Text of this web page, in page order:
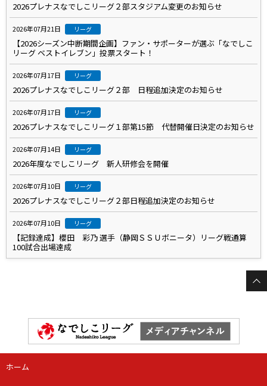
2026プレナスなでしこリーグ２部スタジアム変更のお知らせ
2026年07月21日 リーグ
【2026シーズン中断期間企画】ファン・サポーターが選ぶ「なでしこ
リーグ ベストイレブン」投票スタート！
2026年07月17日 リーグ
2026プレナスなでしこリーグ２部 日程追加決定のお知らせ
2026年07月17日 リーグ
2026プレナスなでしこリーグ１部第15節 代替開催日決定のお知らせ
2026年07月14日 リーグ
2026年度なでしこリーグ 新人研修会を開催
2026年07月10日 リーグ
2026プレナスなでしこリーグ２部日程追加決定のお知らせ
2026年07月10日 リーグ
【記録達成】櫻田 彩乃 選手（静岡ＳＳＵボニータ）リーグ戦通算
100試合出場達成
ホーム